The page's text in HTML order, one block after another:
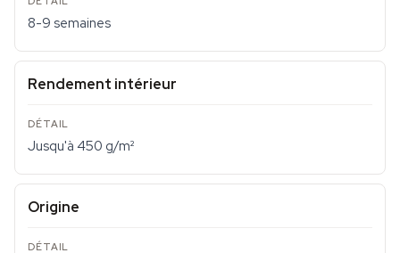
8-9 semaines
Rendement intérieur
Jusqu'à 450 g/m²
Origine